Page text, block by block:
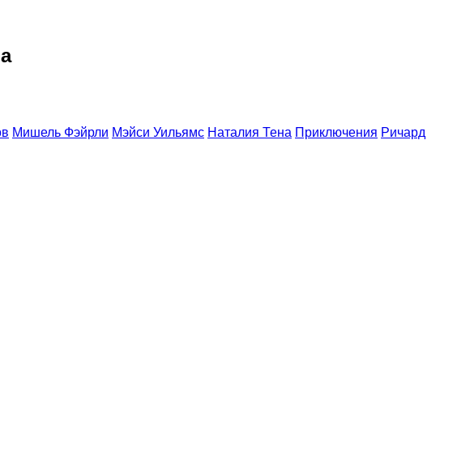
Мишель Фэйрли Мэйси Уильямс Наталия Тена Приключения Ричард